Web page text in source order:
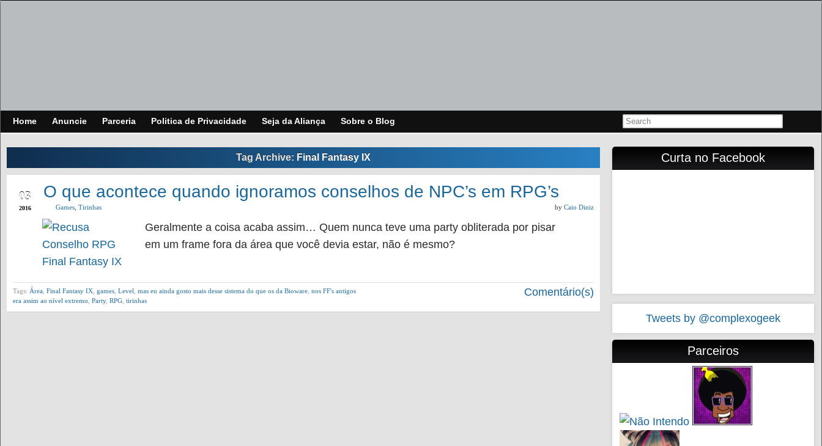
Home Anuncie Parceria Politica de Privacidade Seja da Aliança Sobre o Blog
Tag Archive: Final Fantasy IX
03
2016
O que acontece quando ignoramos conselhos de NPC’s em RPG’s
Games Tirinhas by Caio Diniz
Geralmente a coisa acaba assim… Quem nunca teve uma party obliterada por pisar
em um frame fora da área que você devia estar, não é mesmo?
Tags: Área Final Fantasy IX games Level mas eu ainda gosto mais desse sistema do que os da Bioware nos FF's antigos
era assim ao nível extremo Party, RPG tirinhas
Comentário(s)
Curta no Facebook
Tweets by @complexogeek
Parceiros